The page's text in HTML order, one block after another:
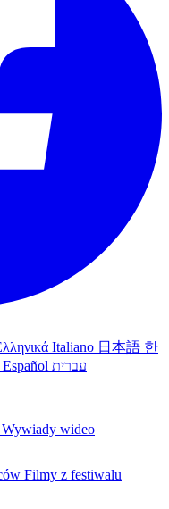
Italiano 日本語 한
Español עברית
Wywiady wideo
Filmy z festiwalu